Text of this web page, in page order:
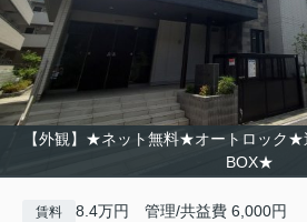
【外観】★ネット無料★オートロック
BOX★
賃料 8.4万円 管理/共益費 6,000円